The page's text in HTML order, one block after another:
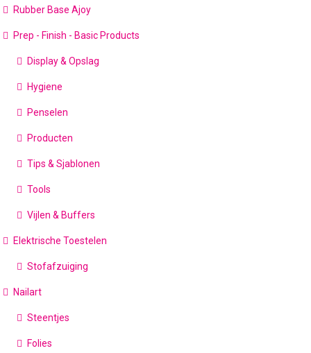
Rubber Base Ajoy
Prep - Finish - Basic Products
Display & Opslag
Hygiene
Penselen
Producten
Tips & Sjablonen
Tools
Vijlen & Buffers
Elektrische Toestelen
Stofafzuiging
Nailart
Steentjes
Folies